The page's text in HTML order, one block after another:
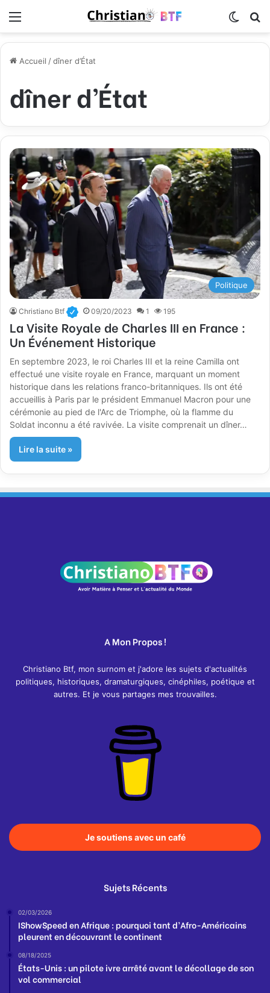
Accueil /dîner d’État
dîner d’État
Politique
Christiano Btf 09/20/2023 1 195
La Visite Royale de Charles III en France :
Un Événement Historique
En septembre 2023, le roi Charles III et la reine Camilla ont
effectué une visite royale en France, marquant un moment
historique dans les relations franco-britanniques. Ils ont été
accueillis à Paris par le président Emmanuel Macron pour une
cérémonie au pied de l'Arc de Triomphe, où la flamme du
Soldat inconnu a été ravivée. La visite comprenait un dîner…
Lire la suite »
A Mon Propos !
Christiano Btf, mon surnom et j'adore les sujets d'actualités
politiques, historiques, dramaturgiques, cinéphiles, poétique et
autres. Et je vous partages mes trouvailles.
Je soutiens avec un café
Sujets Récents
02/03/2026
IShowSpeed en Afrique : pourquoi tant d’Afro-Américains
pleurent en découvrant le continent
08/18/2025
États-Unis : un pilote ivre arrêté avant le décollage de son
vol commercial